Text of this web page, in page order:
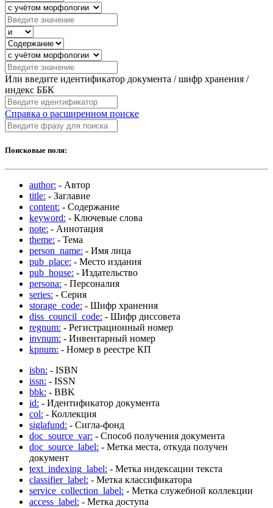
Или введите идентификатор документа / шифр хранения /
индекс ББК
Справка о расширенном поиске
Поисковые поля:
author: - Автор
title: - Заглавие
content: - Содержание
keyword: - Ключевые слова
note: - Аннотация
theme: - Тема
person_name: - Имя лица
pub_place: - Место издания
pub_house: - Издательство
persona: - Персоналия
series: - Серия
storage_code: - Шифр хранения
diss_council_code: - Шифр диссовета
regnum: - Регистрационный номер
invnum: - Инвентарный номер
kpnum: - Номер в реестре КП
isbn: - ISBN
issn: - ISSN
bbk: - BBK
id: - Идентификатор документа
col: - Коллекция
siglafund: - Сигла-фонд
doc_source_var: - Способ получения документа
doc_source_label: - Метка места, откуда получен
документ
text_indexing_label: - Метка индексации текста
classifier_label: - Метка классификатора
service_collection_label: - Метка служебной коллекции
access_label: - Метка доступа